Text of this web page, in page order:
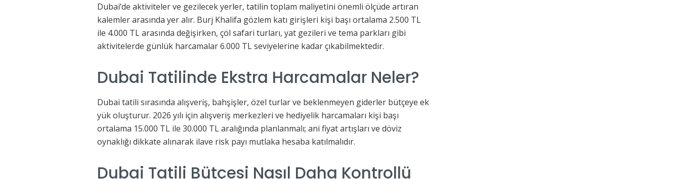
Dubai’de aktiviteler ve gezilecek yerler, tatilin toplam maliyetini önemli ölçüde artıran
kalemler arasında yer alır. Burj Khalifa gözlem katı girişleri kişi başı ortalama 2.500 TL
ile 4.000 TL arasında değişirken, çöl safari turları, yat gezileri ve tema parkları gibi
aktivitelerde günlük harcamalar 6.000 TL seviyelerine kadar çıkabilmektedir.
Dubai Tatilinde Ekstra Harcamalar Neler?
Dubai tatili sırasında alışveriş, bahşişler, özel turlar ve beklenmeyen giderler bütçeye ek
yük oluşturur. 2026 yılı için alışveriş merkezleri ve hediyelik harcamaları kişi başı
ortalama 15.000 TL ile 30.000 TL aralığında planlanmalı; ani fiyat artışları ve döviz
oynaklığı dikkate alınarak ilave risk payı mutlaka hesaba katılmalıdır.
Dubai Tatili Bütçesi Nasıl Daha Kontrollü